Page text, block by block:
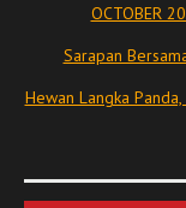
OCTOBER
Sarapan
Hewan Langka